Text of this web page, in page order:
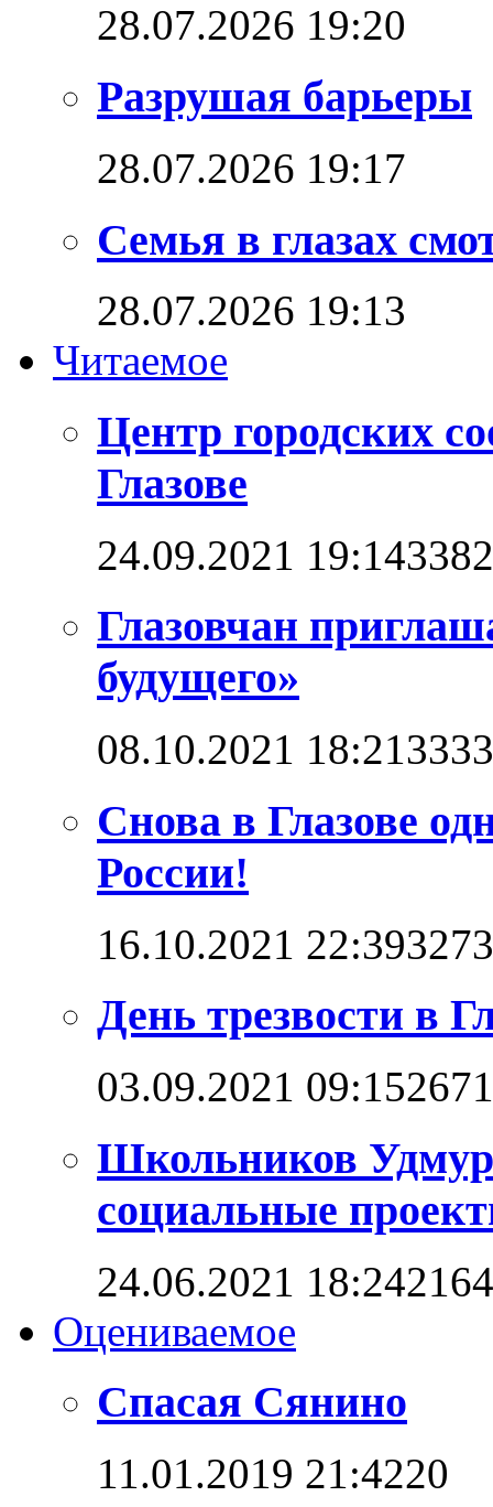
28.07.2026 19:20
Разрушая барьеры
28.07.2026 19:17
Семья в глазах
28.07.2026 19:13
Читаемое
Центр городских
Глазове
24.09.2021 19:14
Глазовчан
будущего»
08.10.2021 18:21
Снова в Глазове
России!
16.10.2021 22:39
День трезвости в
03.09.2021 09:15
Школьников
социальные
24.06.2021 18:24
Оцениваемое
Спасая Сянино
11.01.2019 21:4220